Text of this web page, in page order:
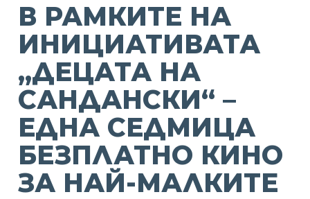
В РАМКИТЕ НА
ИНИЦИАТИВАТА
„ДЕЦАТА НА
САНДАНСКИ“ –
ЕДНА СЕДМИЦА
БЕЗПЛАТНО КИНО
ЗА НАЙ-МАЛКИТЕ